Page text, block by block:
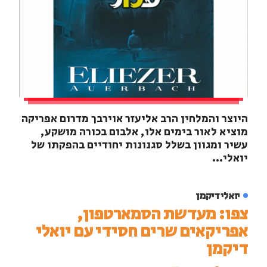
היוצר והמלחין הרב אליעזר אוירבך מדרום אפריקה
מוציא לאור בימים אלו, אלבום בכורה מושקע,
עשיר ומגוון בשלל סגנונות יחודיים בהפקתו של
יואלי...
יואלי דיקמן
צפו: מעדשת הסמארטפון,
אפריקאים שרים חסידי עם יואלי
דיקמן